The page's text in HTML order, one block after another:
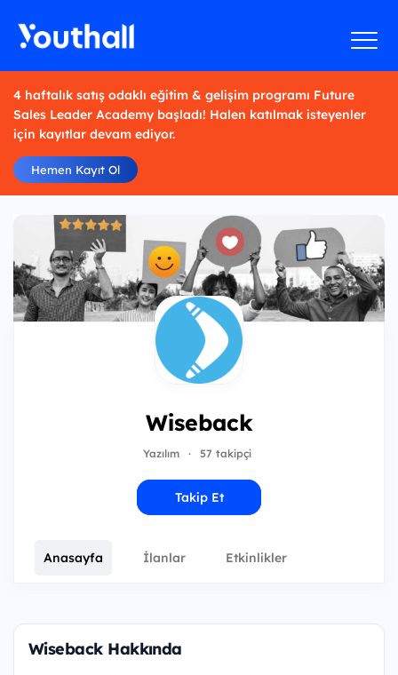
4 haftalık satış odaklı eğitim & gelişim programı Future
Sales Leader Academy başladı! Halen katılmak isteyenler
için kayıtlar devam ediyor.
Hemen Kayıt Ol
Wiseback
Yazılım · 57 takipçi
Takip Et
Anasayfa İlanlar Etkinlikler
Wiseback Hakkında